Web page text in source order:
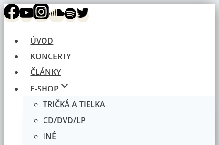
Skip
contentÚVOD
KONCERTY
ČLÁNKY
E-SHOP
TRIČKÁ A TIELKA
CD/DVD/LP
INÉ